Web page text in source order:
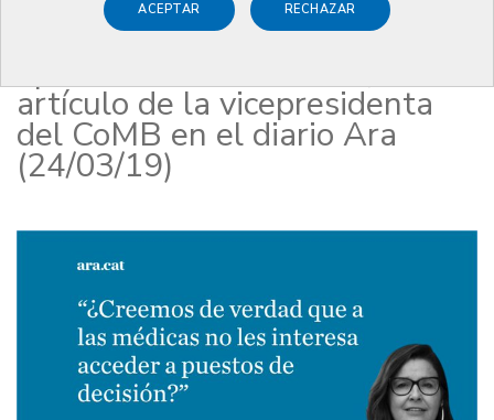
ACEPTAR RECHAZAR
25 MARZO DE 2019
“Más médicas: una
oportunidad de cambio”, el
artículo de la vicepresidenta
del CoMB en el diario Ara
(24/03/19)